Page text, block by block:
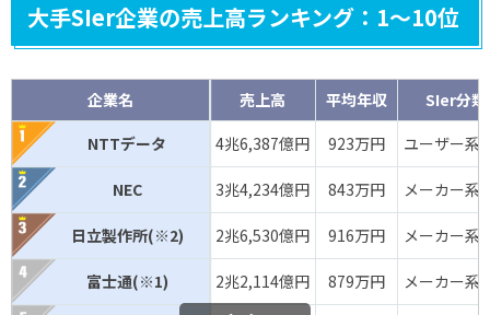
大手SIer企業の売上高ランキング：1～10位
企業名 売上高 平均年収
SIer分類
NTTデータ
4兆6,387億円 923万円 ユーザー系
NEC 3兆4,234億円 843万円 メーカー系
日立製作所(※2) 2兆6,530億円 916万円 メーカー系
富士通(※1) 2兆2,114億円 879万円 メーカー系